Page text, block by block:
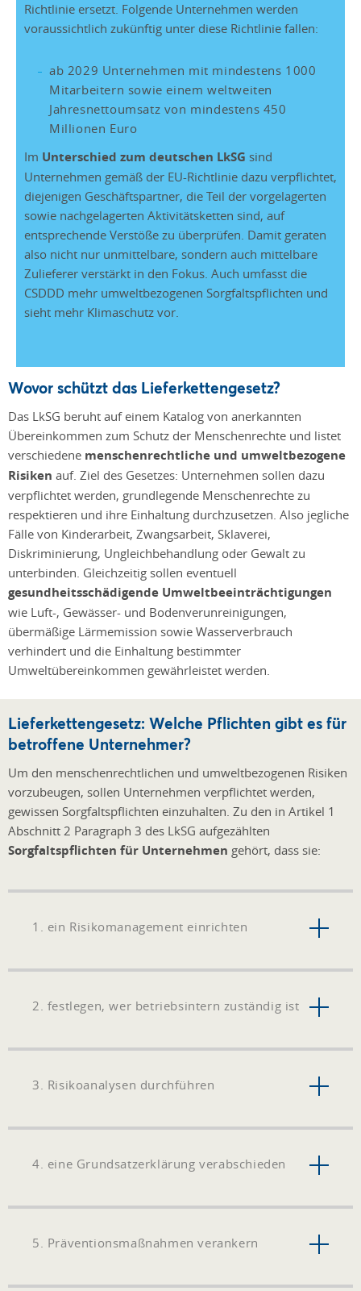
Richtlinie ersetzt. Folgende Unternehmen werden
voraussichtlich zukünftig unter diese Richtlinie fallen:
ab 2029 Unternehmen mit mindestens 1000
Mitarbeitern sowie einem weltweiten
Jahresnettoumsatz von mindestens 450
Millionen Euro
Im Unterschied zum deutschen LkSG sind
Unternehmen gemäß der EU-Richtlinie dazu verpflichtet,
diejenigen Geschäftspartner, die Teil der vorgelagerten
sowie nachgelagerten Aktivitätsketten sind, auf
entsprechende Verstöße zu überprüfen. Damit geraten
also nicht nur unmittelbare, sondern auch mittelbare
Zulieferer verstärkt in den Fokus. Auch umfasst die
CSDDD mehr umweltbezogenen Sorgfaltspflichten und
sieht mehr Klimaschutz vor.
Wovor schützt das Lieferkettengesetz?
Das LkSG beruht auf einem Katalog von anerkannten
Übereinkommen zum Schutz der Menschenrechte und listet
verschiedene menschenrechtliche und umweltbezogene
Risiken auf. Ziel des Gesetzes: Unternehmen sollen dazu
verpflichtet werden, grundlegende Menschenrechte zu
respektieren und ihre Einhaltung durchzusetzen. Also jegliche
Fälle von Kinderarbeit, Zwangsarbeit, Sklaverei,
Diskriminierung, Ungleichbehandlung oder Gewalt zu
unterbinden. Gleichzeitig sollen eventuell
gesundheitsschädigende Umweltbeeinträchtigungen
wie Luft-, Gewässer- und Bodenverunreinigungen,
übermäßige Lärmemission sowie Wasserverbrauch
verhindert und die Einhaltung bestimmter
Umweltübereinkommen gewährleistet werden.
Lieferkettengesetz: Welche Pflichten gibt es für
betroffene Unternehmer?
Um den menschenrechtlichen und umweltbezogenen Risiken
vorzubeugen, sollen Unternehmen verpflichtet werden,
gewissen Sorgfaltspflichten einzuhalten. Zu den in Artikel 1
Abschnitt 2 Paragraph 3 des LkSG aufgezählten
Sorgfaltspflichten für Unternehmen gehört, dass sie:
1. ein Risikomanagement einrichten
2. festlegen, wer betriebsintern zuständig ist
3. Risikoanalysen durchführen
4. eine Grundsatzerklärung verabschieden
5. Präventionsmaßnahmen verankern